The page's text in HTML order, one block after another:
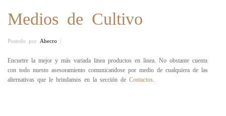
Medios de Cultivo
Postedo por Ahecro |
Encuetre la mejor y más variada linea productos en linea. No obstante cuenta
con todo nuesto asesoramiento comunicandose por medio de cualquiera de las
alternativas que le brindamos en la sección de Contactos